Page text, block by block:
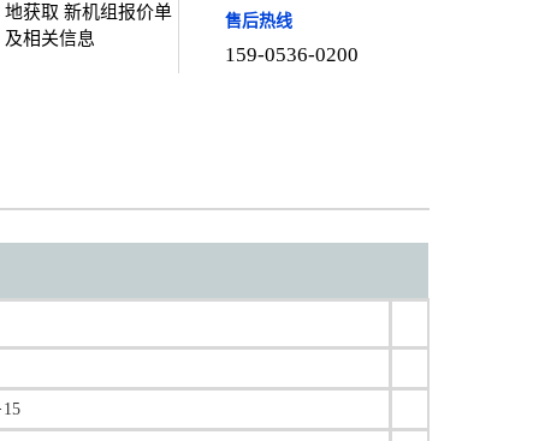
地获取 新机组报价单
及相关信息
售后热线
159-0536-0200